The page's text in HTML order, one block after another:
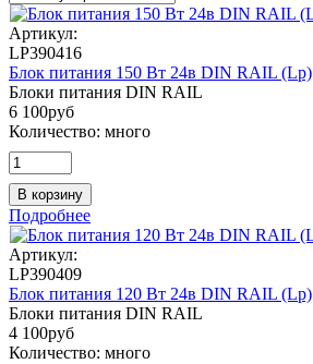
Артикул:
LP390416
Блок питания 150 Вт 24в DIN RAIL (Lp)
Блоки питания DIN RAIL
6 100руб
Количество: много
В корзину
Подробнее
Артикул:
LP390409
Блок питания 120 Вт 24в DIN RAIL (Lp)
Блоки питания DIN RAIL
4 100руб
Количество: много